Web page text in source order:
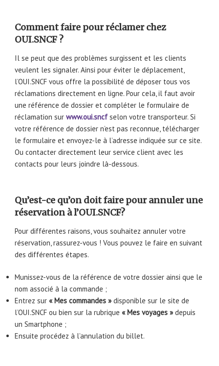
Comment faire pour réclamer chez
OUI.SNCF ?
Il se peut que des problèmes surgissent et les clients
veulent les signaler. Ainsi pour éviter le déplacement,
l’OUI.SNCF vous offre la possibilité de déposer tous vos
réclamations directement en ligne. Pour cela, il faut avoir
une référence de dossier et compléter le formulaire de
réclamation sur www.oui.sncf selon votre transporteur. Si
votre référence de dossier n’est pas reconnue, télécharger
le formulaire et envoyez-le à l’adresse indiquée sur ce site.
Ou contacter directement leur service client avec les
contacts pour leurs joindre là-dessous.
Qu’est-ce qu’on doit faire pour annuler une
réservation à l’OUI.SNCF?
Pour différentes raisons, vous souhaitez annuler votre
réservation, rassurez-vous ! Vous pouvez le faire en suivant
des différentes étapes.
Munissez-vous de la référence de votre dossier ainsi que le
nom associé à la commande ;
Entrez sur « Mes commandes » disponible sur le site de
l’OUI.SNCF ou bien sur la rubrique « Mes voyages » depuis
un Smartphone ;
Ensuite procédez à l’annulation du billet.